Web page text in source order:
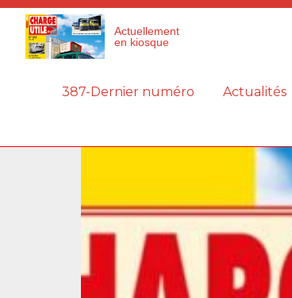
Actuellement
en kiosque
387-Dernier numéro Actualités
Panneau de gestion des cookies